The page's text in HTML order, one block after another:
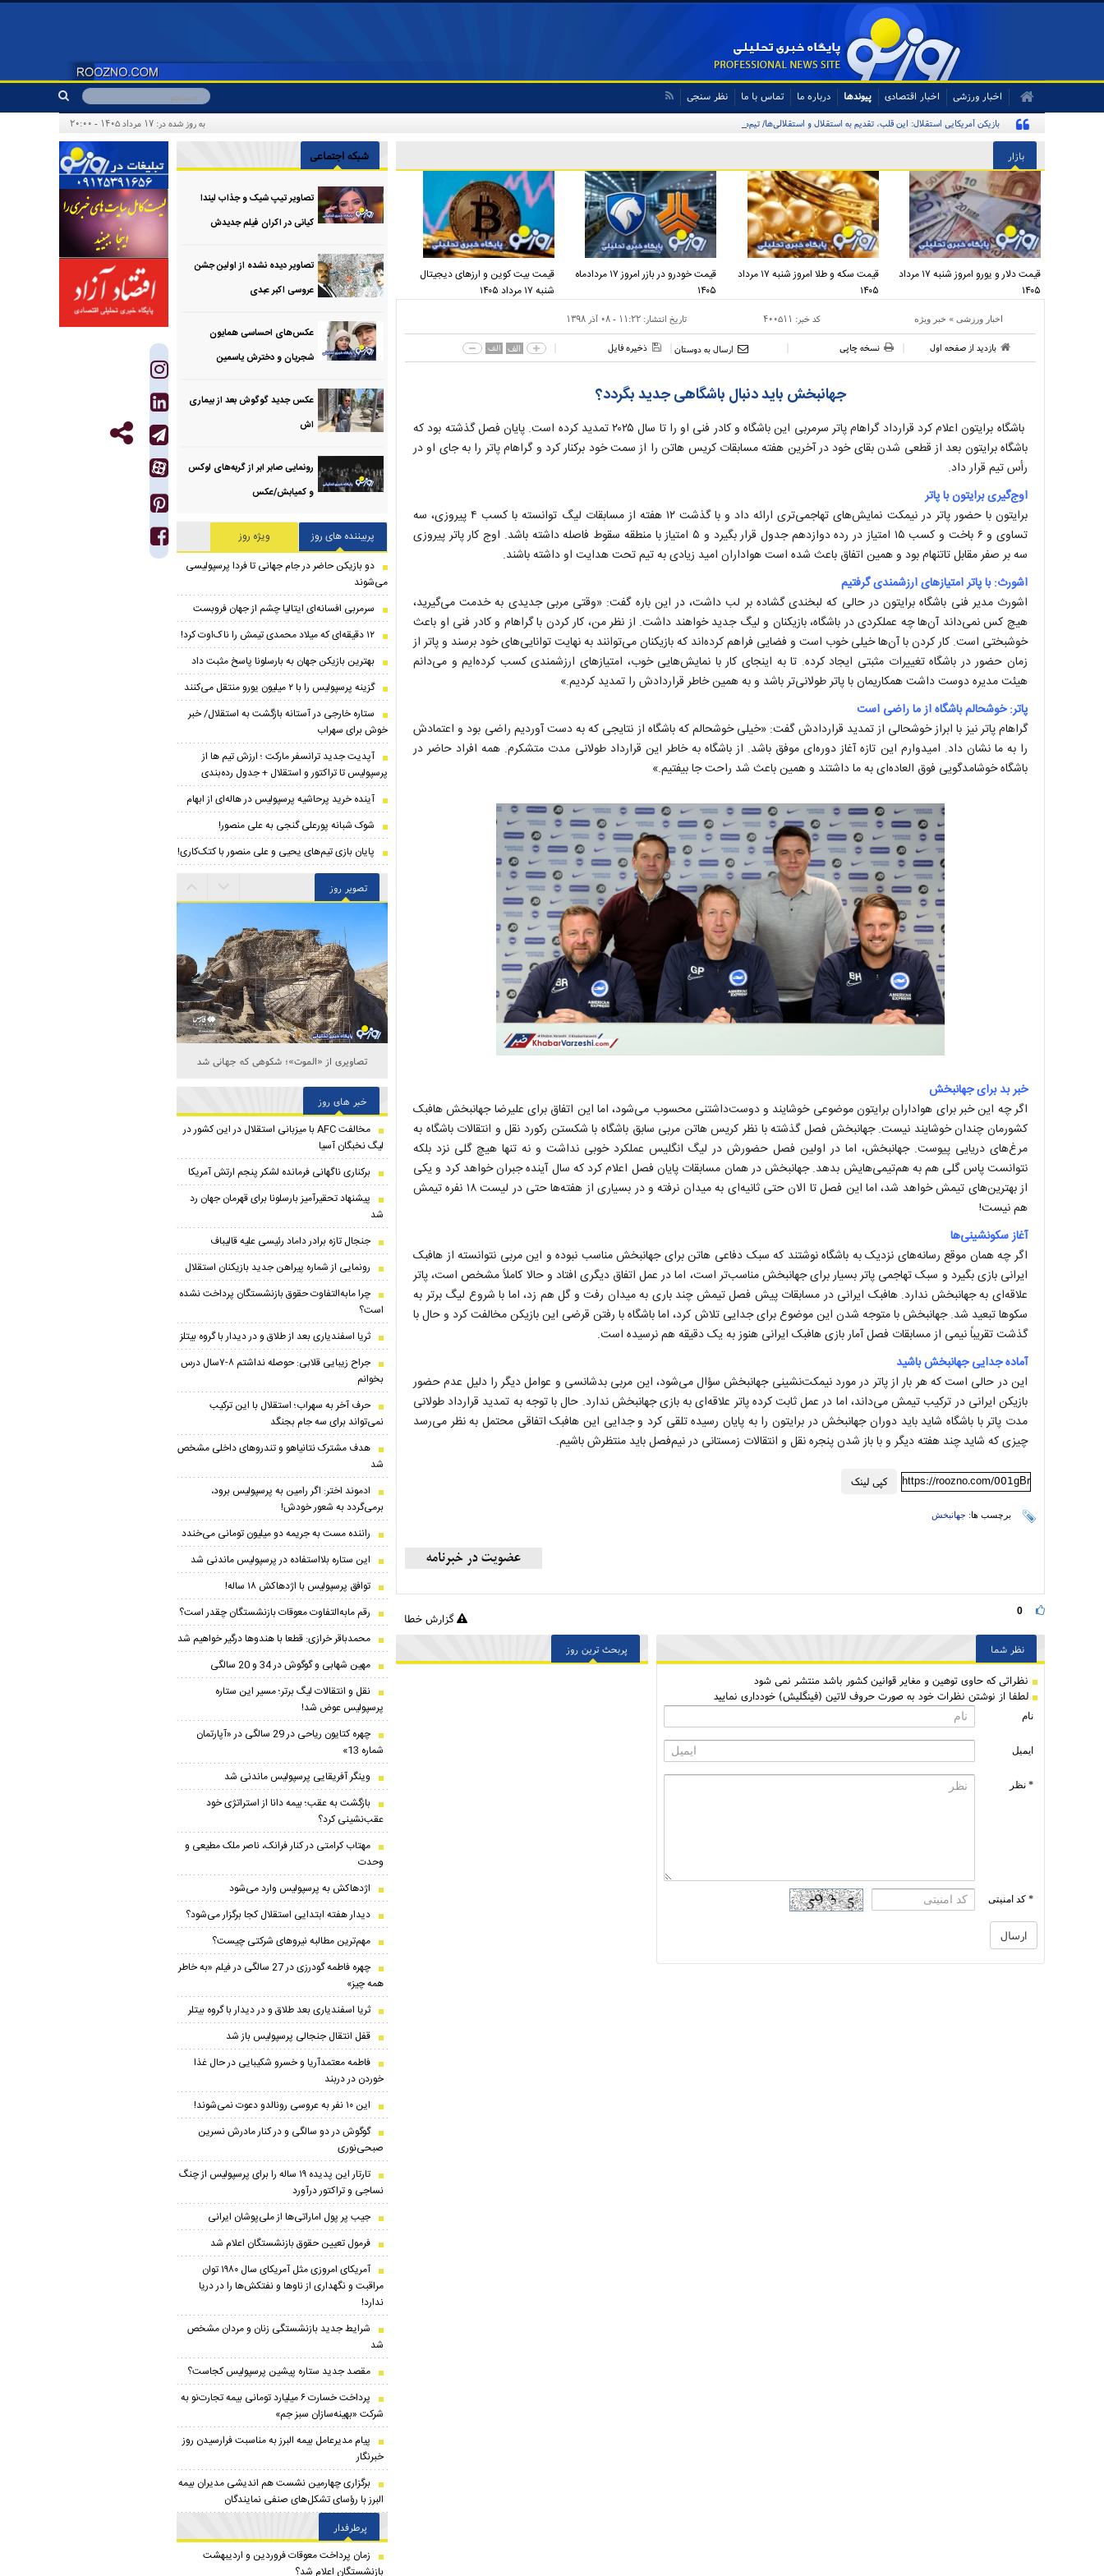
اخبار ورزشی اخبار اقتصادی پیوندها درباره ما تماس با ما نظر سنجی
بازیکن آمریکایی استقلال: این قلب، تقدیم به استقلال و استقلالی‌ها/ تیم‌ملی ایران پیشنهاد بدهد قبول می‌کنم به روز شده در: ۱۷ مرداد ۱۴۰۵ - ۲۰:۰۰
بازار
قیمت دلار و یورو امروز شنبه ۱۷ مرداد
۱۴۰۵
قیمت سکه و طلا امروز شنبه ۱۷ مرداد
۱۴۰۵
قیمت خودرو در بازر امروز ۱۷ مردادماه
۱۴۰۵
قیمت بیت کوین و ارز‌های دیجیتال
شنبه ۱۷ مرداد ۱۴۰۵
اخبار ورزشی » خبر ویژه کد خبر: ۴۰۰۵۱۱ تاریخ انتشار:۱۱:۲۲ - ۰۸ آذر ۱۳۹۸
بازدید از صفحه اول نسخه چاپی ارسال به دوستان ذخیره فایل الف الف
جهانبخش باید دنبال باشگاهی جدید بگردد؟
باشگاه برایتون اعلام کرد قرارداد گراهام پاتر سرمربی این باشگاه و کادر فنی او را تا سال ۲۰۲۵ تمدید کرده است. پایان فصل گذشته بود که
باشگاه برایتون بعد از قطعی شدن بقای خود در آخرین هفته مسابقات کریس هاتن را از سمت خود برکنار کرد و گراهام پاتر را به جای او در
رأس تیم قرار داد.
اوج‌گیری برایتون با پاتر
برایتون با حضور پاتر در نیمکت نمایش‌های تهاجمی‌تری ارائه داد و با گذشت ۱۲ هفته از مسابقات لیگ توانسته با کسب ۴ پیروزی، سه
تساوی و ۶ باخت و کسب ۱۵ امتیاز در رده دوازدهم جدول قرار بگیرد و ۵ امتیاز با منطقه سقوط فاصله داشته باشد. اوج کار پاتر پیروزی
سه بر صفر مقابل تاتنهام بود و همین اتفاق باعث شده است هواداران امید زیادی به تیم تحت هدایت او داشته باشند.
اشورث: با پاتر امتیاز‌های ارزشمندی گرفتیم
اشورث مدیر فنی باشگاه برایتون در حالی که لبخندی گشاده بر لب داشت، در این باره گفت: «وقتی مربی جدیدی به خدمت می‌گیرید،
هیچ کس نمی‌داند آن‌ها چه عملکردی در باشگاه، بازیکنان و لیگ جدید خواهند داشت. از نظر من، کار کردن با گراهام و کادر فنی او باعث
خوشبختی است. کار کردن با آن‌ها خیلی خوب است و فضایی فراهم کرده‌اند که بازیکنان می‌توانند به نهایت توانایی‌های خود برسند و پاتر از
زمان حضور در باشگاه تغییرات مثبتی ایجاد کرده. تا به اینجای کار با نمایش‌هایی خوب، امتیاز‌های ارزشمندی کسب کرده‌ایم و می‌دانم
هیئت مدیره دوست داشت همکاریمان با پاتر طولانی‌تر باشد و به همین خاطر قراردادش را تمدید کردیم.»
پاتر: خوشحالم باشگاه از ما راضی است
گراهام پاتر نیز با ابراز خوشحالی از تمدید قراردادش گفت: «خیلی خوشحالم که باشگاه از نتایجی که به دست آوردیم راضی بود و اعتمادش
را به ما نشان داد. امیدوارم این تازه آغاز دوره‌ای موفق باشد. از باشگاه به خاطر این قرارداد طولانی مدت متشکرم. همه افراد حاضر در
باشگاه خوشامدگویی فوق العاده‌ای به ما داشتند و همین باعث شد راحت جا بیفتیم.»
خبر بد برای جهانبخش
اگر چه این خبر برای هواداران برایتون موضوعی خوشایند و دوست‌داشتنی محسوب می‌شود، اما این اتفاق برای علیرضا جهانبخش هافبک
کشورمان چندان خوشایند نیست. جهانبخش فصل گذشته با نظر کریس هاتن مربی سابق باشگاه با شکستن رکورد نقل و انتقالات باشگاه به
مرغ‌های دریایی پیوست. جهانبخش، اما در اولین فصل حضورش در لیگ انگلیس عملکرد خوبی نداشت و نه تنها هیچ گلی نزد بلکه
نتوانست پاس گلی هم به هم‌تیمی‌هایش بدهد. جهانبخش در همان مسابقات پایان فصل اعلام کرد که سال آینده جبران خواهد کرد و یکی
از بهترین‌های تیمش خواهد شد، اما این فصل تا الان حتی ثانیه‌ای به میدان نرفته و در بسیاری از هفته‌ها حتی در لیست ۱۸ نفره تیمش
هم نیست!
آغاز سکونشینی‌ها
اگر چه همان موقع رسانه‌های نزدیک به باشگاه نوشتند که سبک دفاعی هاتن برای جهانبخش مناسب نبوده و این مربی نتوانسته از هافبک
ایرانی بازی بگیرد و سبک تهاجمی پاتر بسیار برای جهانبخش مناسب‌تر است، اما در عمل اتفاق دیگری افتاد و حالا کاملاً مشخص است، پاتر
علاقه‌ای به جهانبخش ندارد. هافبک ایرانی در مسابقات پیش فصل تیمش چند باری به میدان رفت و گل هم زد، اما با شروع لیگ برتر به
سکو‌ها تبعید شد. جهانبخش با متوجه شدن این موضوع برای جدایی تلاش کرد، اما باشگاه با رفتن قرضی این بازیکن مخالفت کرد و حال با
گذشت تقریباً نیمی از مسابقات فصل آمار بازی هافبک ایرانی هنوز به یک دقیقه هم نرسیده است.
آماده جدایی جهانبخش باشید
این در حالی است که هر بار از پاتر در مورد نیمکت‌نشینی جهانبخش سؤال می‌شود، این مربی بدشانسی و عوامل دیگر را دلیل عدم حضور
بازیکن ایرانی در ترکیب تیمش می‌داند، اما در عمل ثابت کرده پاتر علاقه‌ای به بازی جهانبخش ندارد. حال با توجه به تمدید قرارداد طولانی
مدت پاتر با باشگاه شاید باید دوران جهانبخش در برایتون را به پایان رسیده تلقی کرد و جدایی این هافبک اتفاقی محتمل به نظر می‌رسد
چیزی که شاید چند هفته دیگر و با باز شدن پنجره نقل و انتقالات زمستانی در نیم‌فصل باید منتظرش باشیم.
کپی لینک https://roozno.com/001gBr
برچسب ها: جهانبخش
0 گزارش خطا
نظر شما
نظراتی كه حاوی توهین و مغایر قوانین کشور باشد منتشر نمی شود
لطفا از نوشتن نظرات خود به صورت حروف لاتین (فینگلیش) خودداری نمایید
نام
ایمیل
* نظر
* کد امنیتی
پربحث ترین روز
شبکه اجتماعی
تصاویر تیپ شیک و جذاب لیندا
کیانی در اکران فیلم جدیدش
تصاویر دیده نشده از اولین جشن
عروسی اکبر عبدی
عکس‌های احساسی همایون
شجریان و دخترش یاسمین
عکس جدید گوگوش بعد از بیماری
اش
رونمایی صابر ابر از گربه‌های لوکس
و کمیابش/عکس
پربیننده های روز
ویژه روز
دو بازیکن حاضر در جام جهانی تا فردا پرسپولیسی
می‌شوند
سرمربی افسانه‌ای ایتالیا چشم از جهان فروبست
۱۲ دقیقه‌ای که میلاد محمدی تیمش را ناک‌اوت کرد!
بهترین بازیکن جهان به بارسلونا پاسخ مثبت داد
گزینه پرسپولیس را با ۲ میلیون یورو منتقل می‌کنند
ستاره خارجی در آستانه بازگشت به استقلال/ خبر
خوش برای سهراب
​آپدیت جدید ترانسفر مارکت ؛ ارزش تیم ها از
پرسپولیس تا تراکتور و استقلال + جدول رده‌بندی
آینده خرید پرحاشیه‌ پرسپولیس در هاله‌ای از ابهام
شوک شبانه پورعلی گنجی به علی منصور!
پایان بازی تیم‌های یحیی و علی منصور با کتک‌کاری!
تصویر روز
تصاویری از «الموت»؛ شکوهی که جهانی شد
خبر های روز
مخالفت AFC با میزبانی استقلال در این کشور در
لیگ نخبگان آسیا
برکناری ناگهانی فرمانده لشکر پنجم ارتش آمریکا
پیشنهاد تحقیرآمیز بارسلونا برای قهرمان جهان رد
شد
جنجال تازه برادر داماد رئیسی علیه قالیباف
رونمایی از شماره پیراهن جدید بازیکنان استقلال
چرا مابه‌التفاوت حقوق بازنشستگان پرداخت نشده
است؟
ثریا اسفندیاری بعد از طلاق و در دیدار با گروه بیتلز
جراح زیبایی قلابی: حوصله نداشتم ۸-۷سال درس
بخوانم
حرف آخر به سهراب؛ استقلال با این ترکیب
نمی‌تواند برای سه جام بجنگد
هدف مشترک نتانیاهو و تندروهای داخلی مشخص
شد
ادموند اختر: اگر رامین به پرسپولیس برود،
برمی‌گردد به شعور خودش!
راننده مست به جریمه دو میلیون تومانی می‌خندد
این ستاره بلااستفاده در پرسپولیس ماندنی شد
توافق پرسپولیس با اژدهاکش ۱۸ ساله!
رقم مابه‌‌التفاوت معوقات بازنشستگان چقدر است؟
محمدباقر خرازی: قطعا با هندوها درگیر خواهیم شد
مهین شهابی و گوگوش در 34 و 20 سالگی
نقل و انتقالات لیگ برتر؛ مسیر این ستاره
پرسپولیس عوض شد!
چهره کتایون ریاحی در 29 سالگی در «آپارتمان
شماره 13»
وینگر آفریقایی پرسپولیس ماندنی شد
بازگشت به عقب؛ بیمه دانا از استراتژی خود
عقب‌نشینی کرد؟
مهتاب کرامتی در کنار فرانک، ناصر ملک مطیعی و
وحدت
اژدهاکش به پرسپولیس وارد می‌شود
دیدار هفته ابتدایی استقلال کجا برگزار می‌شود؟
مهم‌ترین مطالبه نیروهای شرکتی چیست؟
چهره فاطمه گودرزی در 27 سالگی در فیلم «به خاطر
همه چیز»
ثریا اسفندیاری بعد طلاق و در دیدار با گروه بیتلر
قفل انتقال جنجالی پرسپولیس باز شد
فاطمه معتمدآریا و خسرو شکیبایی در حال غذا
خوردن در دربند
این ۱۰ نفر به عروسی رونالدو دعوت نمی‌شوند!
گوگوش در دو سالگی و در کنار مادرش نسرین
صبحی‌نوری
تارتار این پدیده ۱۹ ساله را برای پرسپولیس از چنگ
نساجی و تراکتور درآورد
جیب پر پول اماراتی‌ها از ملی‌پوشان ایرانی
فرمول تعیین حقوق بازنشستگان اعلام شد
آمریکای امروزی مثل آمریکای سال ۱۹۸۰ توان
مراقبت و نگهداری از ناو‌ها و نفتکش‌ها را در دریا
ندارد!
شرایط جدید بازنشستگی زنان و مردان مشخص
شد
مقصد جدید ستاره پیشین پرسپولیس کجاست؟
پرداخت خسارت ۶ میلیارد تومانی بیمه تجارت‌نو به
شرکت «بهینه‌سازان سبز جم»
پیام مدیرعامل بیمه البرز به مناسبت فرارسیدن روز
خبرنگار
برگزاری چهارمین نشست هم اندیشی مدیران بیمه
البرز با رؤسای تشکل‌های صنفی نمایندگان
پرطرفدار
زمان پرداخت معوقات فروردین و اردیبهشت
بازنشستگان اعلام شد؟